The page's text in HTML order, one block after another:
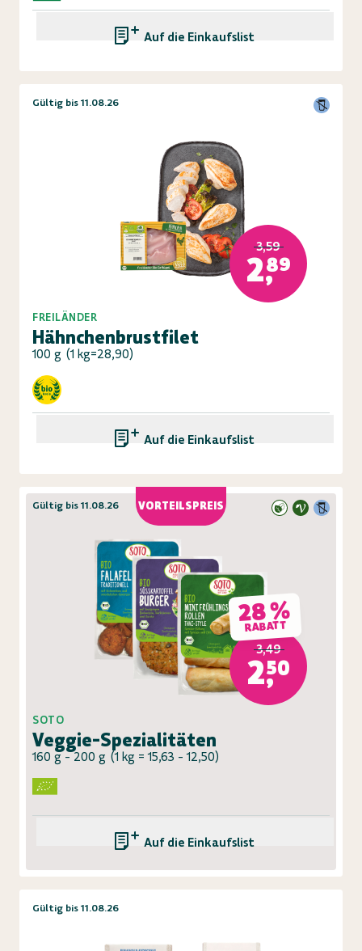
Auf die Einkaufsliste
Gültig bis 11.08.26
3,59
2,89
FREILÄNDER
Hähnchenbrustfilet
100 g (1 kg=28,90)
Auf die Einkaufsliste
VORTEILSPREIS
Gültig bis 11.08.26
28 %
RABATT
3,49
2,50
SOTO
Veggie-Spezialitäten
160 g - 200 g (1 kg = 15,63 - 12,50)
Auf die Einkaufsliste
Gültig bis 11.08.26